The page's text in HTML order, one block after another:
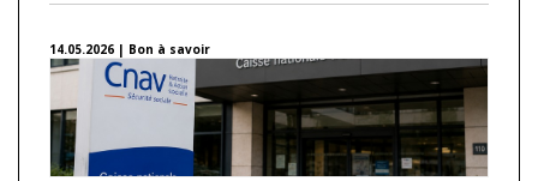
14.05.2026 | Bon à savoir